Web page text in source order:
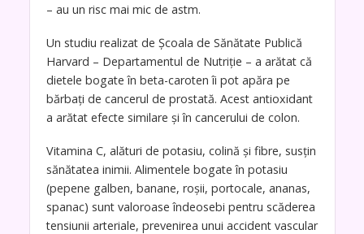
– au un risc mai mic de astm.
Un studiu realizat de Școala de Sănătate Publică
Harvard – Departamentul de Nutriție – a arătat că
dietele bogate în beta-caroten îi pot apăra pe
bărbați de cancerul de prostată. Acest antioxidant
a arătat efecte similare și în cancerului de colon.
Vitamina C, alături de potasiu, colină și fibre, susțin
sănătatea inimii. Alimentele bogate în potasiu
(pepene galben, banane, roșii, portocale, ananas,
spanac) sunt valoroase îndeosebi pentru scăderea
tensiunii arteriale, prevenirea unui accident vascular